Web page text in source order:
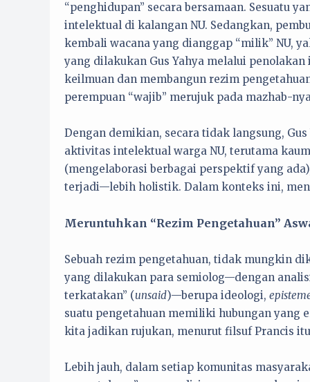
“penghidupan” secara bersamaan. Sesuatu
intelektual di kalangan NU. Sedangkan,
kembali wacana yang dianggap “milik” NU,
yang dilakukan Gus Yahya melalui
keilmuan dan membangun rezim
perempuan “wajib” merujuk pada mazhab-
Dengan demikian, secara tidak langsung,
aktivitas intelektual warga NU, terutama
(mengelaborasi berbagai perspektif yang
terjadi—lebih holistik. Dalam konteks ini,
Meruntuhkan “Rezim Pengetahuan”
Sebuah rezim pengetahuan, tidak mungkin
yang dilakukan para semiolog—dengan
terkatakan” (unsaid)—berupa ideologi,
suatu pengetahuan memiliki hubungan yang
kita jadikan rujukan, menurut filsuf Prancis
Lebih jauh, dalam setiap komunitas